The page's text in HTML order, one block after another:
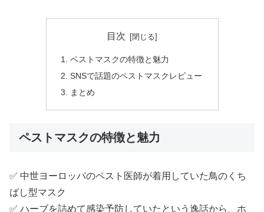
目次
ペストマスクの特徴と魅力
SNSで話題のペストマスクレビュー
まとめ
ペストマスクの特徴と魅力
✅ 中世ヨーロッパのペスト医師が着用していた鳥のくち
ばし型マスク
✅ ハーブを詰めて感染予防していたという逸話から、ホ